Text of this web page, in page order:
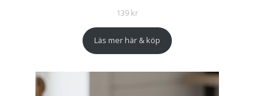
139 kr
Läs mer här & köp